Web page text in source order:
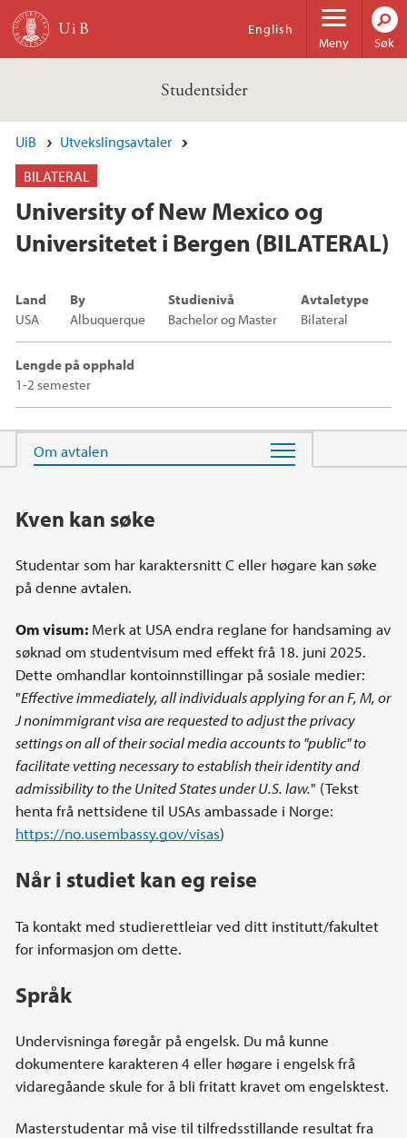
Hopp til hovedinnhold
Meny
English
Søk
Studentsider
UiB
Utvekslingsavtaler
BILATERAL
University of New Mexico og
Universitetet i Bergen (BILATERAL)
Land
USA
By
Albuquerque
Studienivå
Bachelor og Master
Avtaletype
Bilateral
Lengde på opphald
1-2 semester
Hovedinnhold
Kven kan søke
Studentar som har karaktersnitt C eller høgare kan søke
på denne avtalen.
Om visum: Merk at USA endra reglane for handsaming av
søknad om studentvisum med effekt frå 18. juni 2025.
Dette omhandlar kontoinnstillingar på sosiale medier:
"Effective immediately, all individuals applying for an F, M, or
J nonimmigrant visa are requested to adjust the privacy
settings on all of their social media accounts to "public" to
facilitate vetting necessary to establish their identity and
admissibility to the United States under U.S. law." (Tekst
henta frå nettsidene til USAs ambassade i Norge:
https://no.usembassy.gov/visas)
Når i studiet kan eg reise
Ta kontakt med studierettleiar ved ditt institutt/fakultet
for informasjon om dette.
Språk
Undervisninga føregår på engelsk. Du må kunne
dokumentere karakteren 4 eller høgare i engelsk frå
vidaregåande skule for å bli fritatt kravet om engelsktest.
Masterstudentar må vise til tilfredsstillande resultat fra